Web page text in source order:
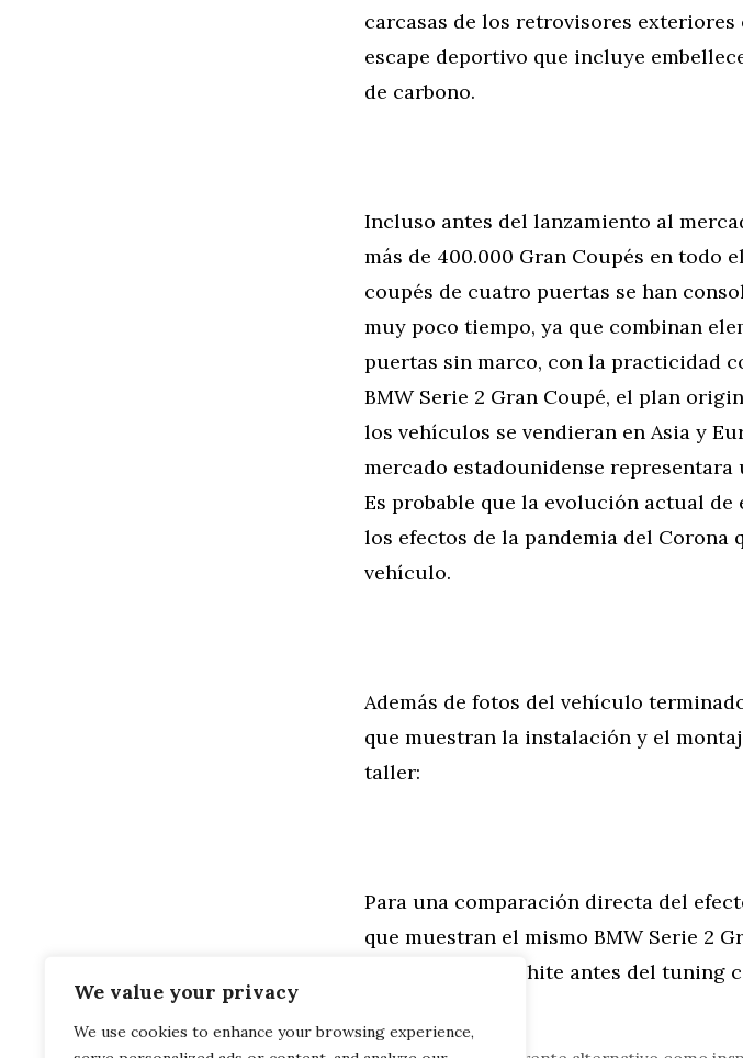
We value your privacy
We use cookies to enhance your browsing experience,
carcasas de los retrovisores
escape deportivo que incluye
de carbono.
Incluso antes del lanzamiento al
más de 400.000 Gran Coupés en todo
coupés de cuatro puertas se han
muy poco tiempo, ya que combinan
puertas sin marco, con la practicidad
BMW Serie 2 Gran Coupé, el plan
los vehículos se vendieran en Asia y
mercado estadounidense
Es probable que la evolución actual de
los efectos de la pandemia del
vehículo.
Además de fotos del vehículo
que muestran la instalación y el
taller:
Para una comparación directa del
que muestran el mismo BMW Serie 2
pintura Alpine White antes del tuning
Categorías
General,Motor